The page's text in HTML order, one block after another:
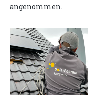
angenommen.